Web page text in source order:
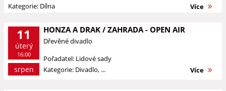
Kategorie: Dílna
Více
11
úterý
16:00
srpen
HONZA A DRAK / ZAHRADA - OPEN AIR
Dřevěné divadlo
Pořadatel: Lidové sady
Kategorie: Divadlo, ...
Více